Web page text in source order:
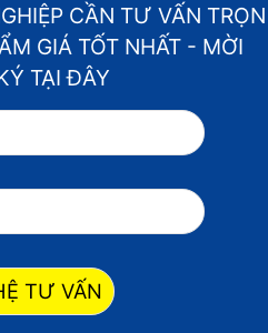
CẦN TƯ VẤN TRỌN
GIÁ TỐT NHẤT - MỜI
TẠI ĐÂY
TƯ VẤN